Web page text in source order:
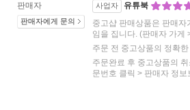
판매자
판매자에게 문의
사업자 유튜북
중고샵 판매상품은 판매자
임을 집니다. (판매자 가게
주문 전 중고상품의 정확
주문완료 후 중고상품의
문번호 클릭 > 판매자 정